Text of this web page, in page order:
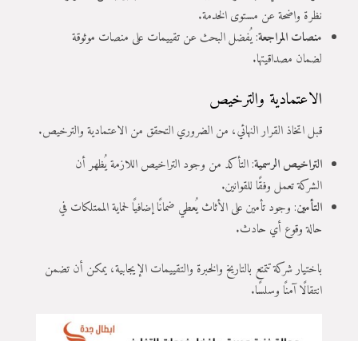
نظرة واضحة عن مستوى الخدمة.
منصات المراجعة: يُفضل البحث عن تقييمات على منصات موثوقة
لضمان مصداقيتها.
الاعتمادية والترخيص
قبل اتخاذ القرار النهائي، من الضروري التحقق من الاعتمادية والترخيص.
التراخيص الرسمية: التأكد من وجود التراخيص اللازمة يُظهر أن
الشركة تعمل وفقًا للقوانين.
التأمين: وجود تأمين على الأثاث يُعطي ضمانًا إضافيًا لحماية الممتلكات في
حالة وقوع أي حادث.
باختيار شركة تتمتع بالتاريخ والخبرة والتقييمات الإيجابية، يمكن أن تضمن
انتقالًا آمنًا وسلسًا.